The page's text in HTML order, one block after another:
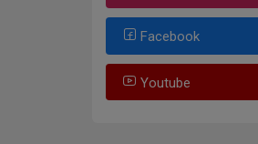
Facebook
Youtube